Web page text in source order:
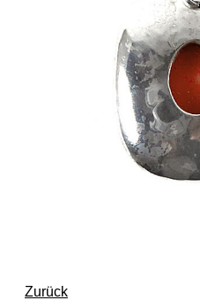
Zurück